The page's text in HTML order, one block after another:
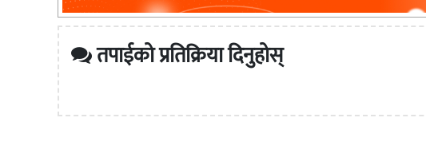
तपाईको प्रतिक्रिया दिनुहोस्